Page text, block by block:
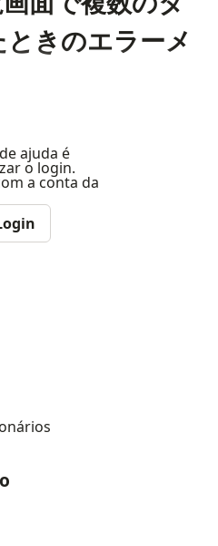
きのエラーメ
ajuda é
o login.
a conta da